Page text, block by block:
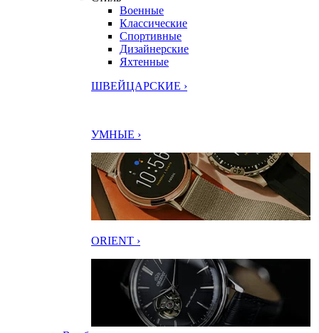
Военные
Классические
Спортивные
Дизайнерские
Яхтенные
ШВЕЙЦАРСКИЕ ›
УМНЫЕ ›
ORIENT ›